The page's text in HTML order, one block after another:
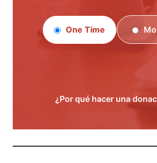
One Time
¿Por qué hacer una